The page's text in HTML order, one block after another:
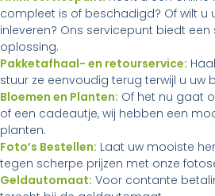
compleet is of beschadigd? Of wilt u
inleveren? Ons servicepunt biedt een
oplossing.
Pakketafhaal- en retourservice:
stuur ze eenvoudig terug terwijl u
Bloemen en Planten: Of het nu gaat
of een cadeautje, wij hebben een
planten.
Foto’s Bestellen: Laat uw mooiste
tegen scherpe prijzen met onze
Geldautomaat: Voor contante